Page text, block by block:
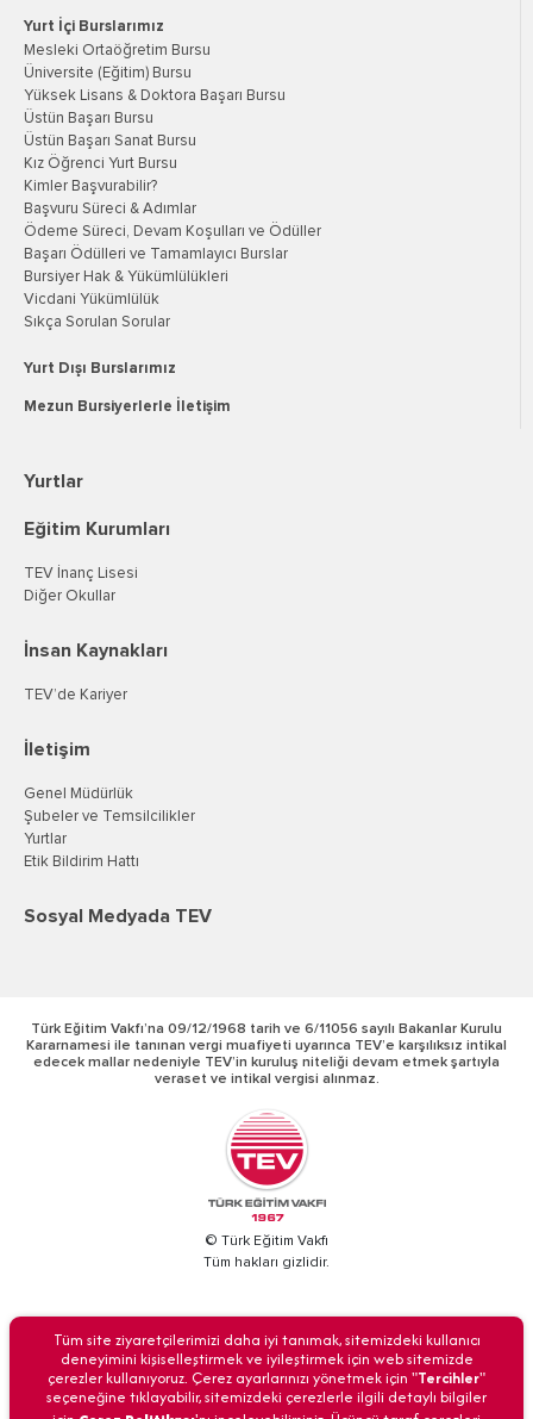
Yurt İçi Burslarımız
Mesleki Ortaöğretim Bursu
Üniversite (Eğitim) Bursu
Yüksek Lisans & Doktora Başarı Bursu
Üstün Başarı Bursu
Üstün Başarı Sanat Bursu
Kız Öğrenci Yurt Bursu
Kimler Başvurabilir?
Başvuru Süreci & Adımlar
Ödeme Süreci, Devam Koşulları ve Ödüller
Başarı Ödülleri ve Tamamlayıcı Burslar
Bursiyer Hak & Yükümlülükleri
Vicdani Yükümlülük
Sıkça Sorulan Sorular
Yurt Dışı Burslarımız
Mezun Bursiyerlerle İletişim
Yurtlar
Eğitim Kurumları
TEV İnanç Lisesi
Diğer Okullar
İnsan Kaynakları
TEV’de Kariyer
İletişim
Genel Müdürlük
Şubeler ve Temsilcilikler
Yurtlar
Etik Bildirim Hattı
Sosyal Medyada TEV
Türk Eğitim Vakfı’na 09/12/1968 tarih ve 6/11056 sayılı Bakanlar Kurulu
Kararnamesi ile tanınan vergi muafiyeti uyarınca TEV’e karşılıksız intikal
edecek mallar nedeniyle TEV’in kuruluş niteliği devam etmek şartıyla
veraset ve intikal vergisi alınmaz.
© Türk Eğitim Vakfı
Tüm hakları gizlidir.
BİZİ ARAYIN
Tüm site ziyaretçilerimizi daha iyi tanımak, sitemizdeki kullanıcı
deneyimini kişiselleştirmek ve iyileştirmek için web sitemizde
çerezler kullanıyoruz. Çerez ayarlarınızı yönetmek için "Tercihler"
seçeneğine tıklayabilir, sitemizdeki çerezlerle ilgili detaylı bilgiler